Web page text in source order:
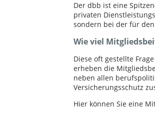
Der dbb ist eine
privaten
sondern bei der für
Wie viel
Diese oft gestellte
erheben die
neben allen
Versicherungsschutz
Hier können Sie eine